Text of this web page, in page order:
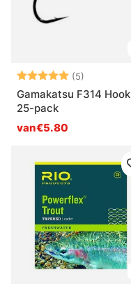
Beoordeling:
(5)
Gamakatsu F314 Hook
25-pack
van€5.80